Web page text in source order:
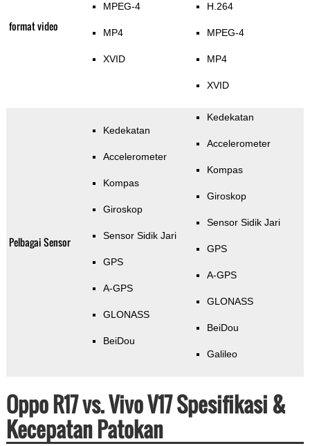
format video
MPEG-4
MP4
XVID
H.264
MPEG-4
MP4
XVID
Pelbagai Sensor
Kedekatan
Accelerometer
Kompas
Giroskop
Sensor Sidik Jari
GPS
A-GPS
GLONASS
BeiDou
Kedekatan
Accelerometer
Kompas
Giroskop
Sensor Sidik Jari
GPS
A-GPS
GLONASS
BeiDou
Galileo
Oppo R17 vs. Vivo V17 Spesifikasi &
Kecepatan Patokan